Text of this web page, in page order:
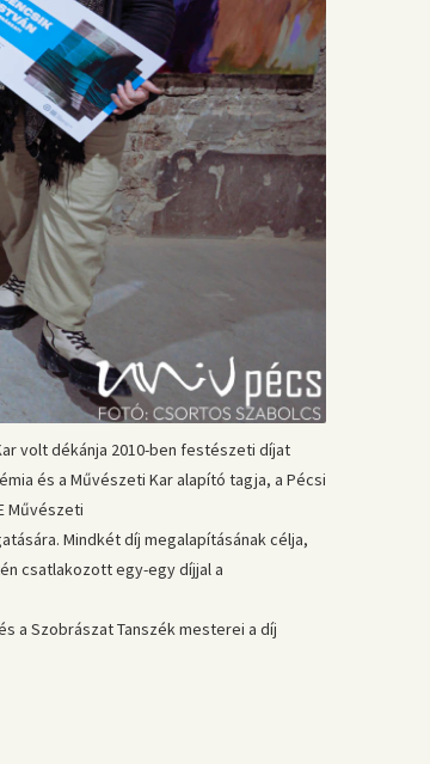
volt dékánja 2010-ben festészeti díjat
és a Művészeti Kar alapító tagja, a Pécsi
Művészeti
Mindkét díj megalapításának célja,
csatlakozott egy-egy díjjal a
a Szobrászat Tanszék mesterei a díj